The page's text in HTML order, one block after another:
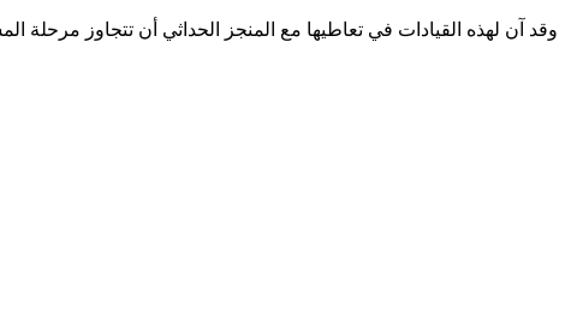
وقد آن لهذه القيادات في تعاطيها مع المنجز الحداثي أن تتجاوز